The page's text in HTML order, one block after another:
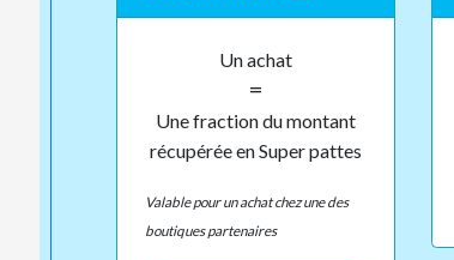
Un achat
=
Une fraction du montant
récupérée en Super pattes
Valable pour un achat chez une des
boutiques partenaires